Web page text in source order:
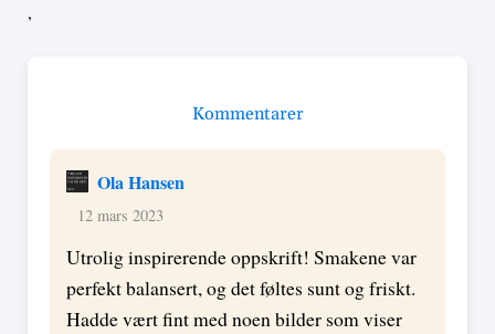
,
Kommentarer
Ola Hansen
12 mars 2023
Utrolig inspirerende oppskrift! Smakene var
perfekt balansert, og det føltes sunt og friskt.
Hadde vært fint med noen bilder som viser